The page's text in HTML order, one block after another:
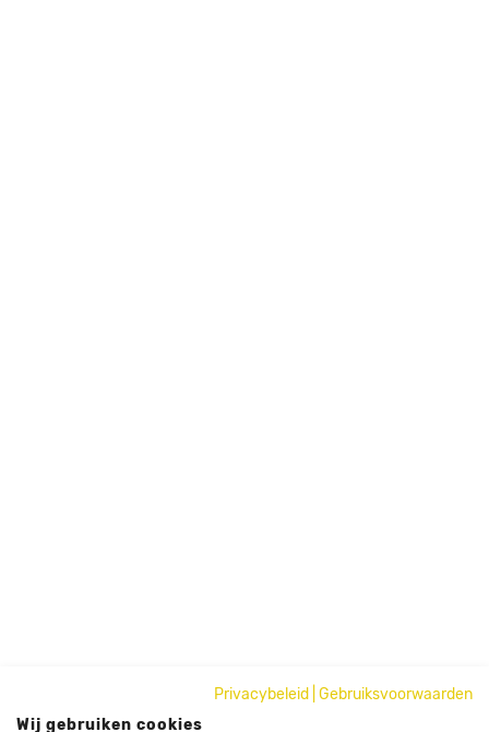
Privacybeleid
Gebruiksvoorwaarden
Wij gebruiken cookies